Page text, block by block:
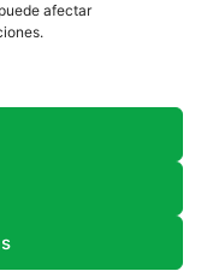
afectar